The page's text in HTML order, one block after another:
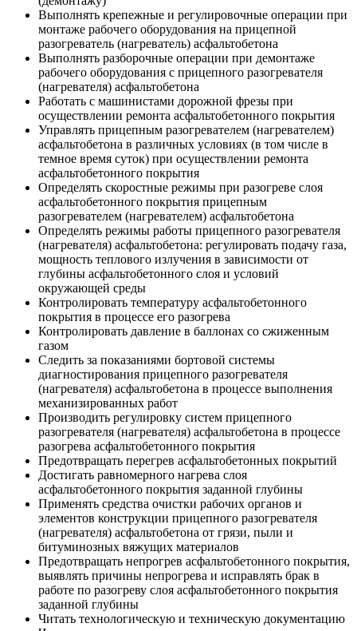
Выполнять крепежные и регулировочные операции при
монтаже рабочего оборудования на прицепной
разогреватель (нагреватель) асфальтобетона
Выполнять разборочные операции при демонтаже
рабочего оборудования с прицепного разогревателя
(нагревателя) асфальтобетона
Работать с машинистами дорожной фрезы при
осуществлении ремонта асфальтобетонного покрытия
Управлять прицепным разогревателем (нагревателем)
асфальтобетона в различных условиях (в том числе в
темное время суток) при осуществлении ремонта
асфальтобетонного покрытия
Определять скоростные режимы при разогреве слоя
асфальтобетонного покрытия прицепным
разогревателем (нагревателем) асфальтобетона
Определять режимы работы прицепного разогревателя
(нагревателя) асфальтобетона: регулировать подачу газа,
мощность теплового излучения в зависимости от
глубины асфальтобетонного слоя и условий
окружающей среды
Контролировать температуру асфальтобетонного
покрытия в процессе его разогрева
Контролировать давление в баллонах со сжиженным
газом
Следить за показаниями бортовой системы
диагностирования прицепного разогревателя
(нагревателя) асфальтобетона в процессе выполнения
механизированных работ
Производить регулировку систем прицепного
разогревателя (нагревателя) асфальтобетона в процессе
разогрева асфальтобетонного покрытия
Предотвращать перегрев асфальтобетонных покрытий
Достигать равномерного нагрева слоя
асфальтобетонного покрытия заданной глубины
Применять средства очистки рабочих органов и
элементов конструкции прицепного разогревателя
(нагревателя) асфальтобетона от грязи, пыли и
битуминозных вяжущих материалов
Предотвращать непрогрев асфальтобетонного покрытия,
выявлять причины непрогрева и исправлять брак в
работе по разогреву слоя асфальтобетонного покрытия
заданной глубины
Читать технологическую и техническую документацию